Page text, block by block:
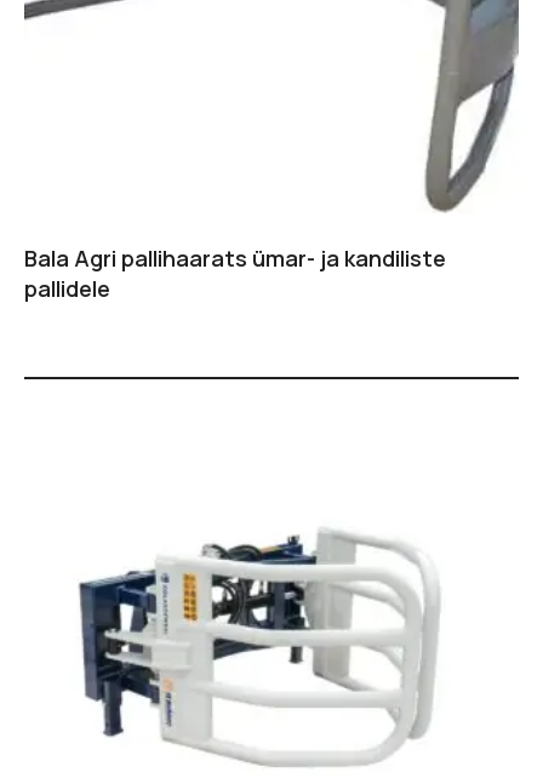
Bala Agri pallihaarats ümar- ja kandiliste
pallidele